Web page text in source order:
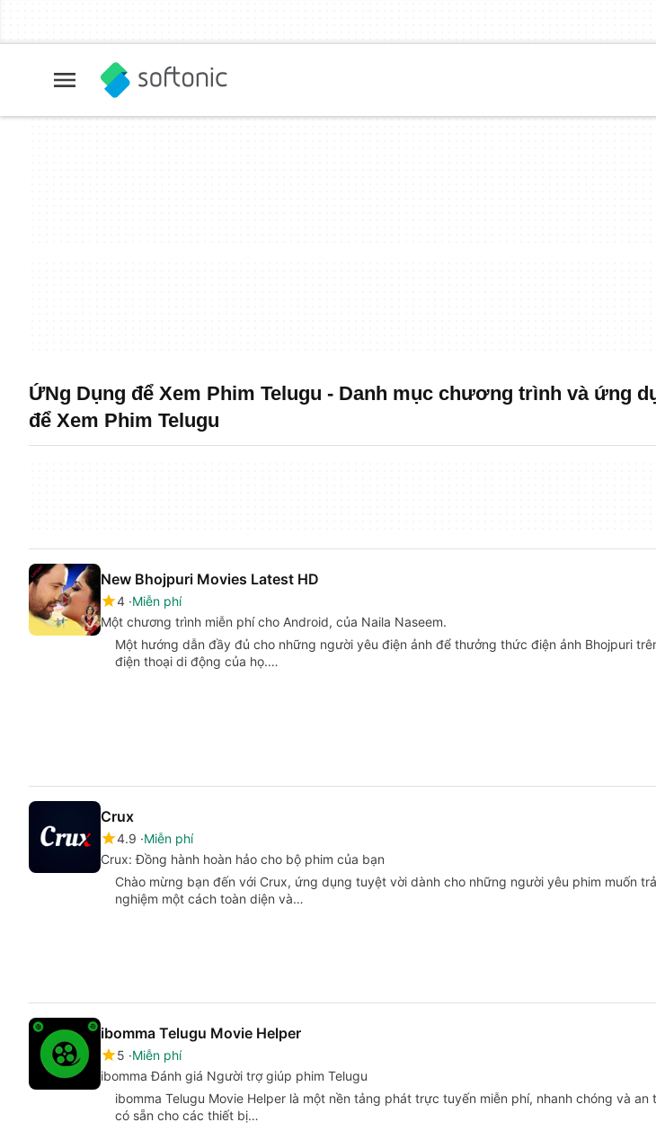
ỨNg Dụng để Xem Phim Telugu - Danh mục chương trình và ứng
để Xem Phim Telugu
New Bhojpuri Movies Latest HD
4 Miễn phí
Một chương trình miễn phí cho Android, của Naila Naseem.
Một hướng dẫn đầy đủ cho những người yêu điện ảnh để thưởng thức điện ảnh Bhojpuri
điện thoại di động của họ.…
Crux
4.9 Miễn phí
Crux: Đồng hành hoàn hảo cho bộ phim của bạn
Chào mừng bạn đến với Crux, ứng dụng tuyệt vời dành cho những người yêu phim muốn
nghiệm một cách toàn diện và…
ibomma Telugu Movie Helper
5 Miễn phí
ibomma Đánh giá Người trợ giúp phim Telugu
ibomma Telugu Movie Helper là một nền tảng phát trực tuyến miễn phí, nhanh chóng và an
có sẵn cho các thiết bị…